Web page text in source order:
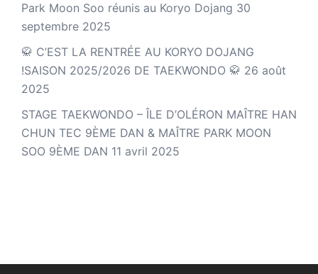
Park Moon Soo réunis au Koryo Dojang 30
septembre 2025
🥋 C’EST LA RENTRÉE AU KORYO DOJANG
!SAISON 2025/2026 DE TAEKWONDO 🥋 26 août
2025
STAGE TAEKWONDO – ÎLE D’OLÉRON MAÎTRE HAN
CHUN TEC 9ÈME DAN & MAÎTRE PARK MOON
SOO 9ÈME DAN 11 avril 2025